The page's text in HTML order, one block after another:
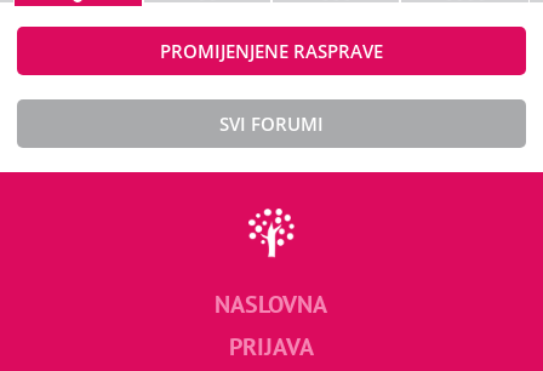
PROMIJENJENE RASPRAVE
SVI FORUMI
NASLOVNA
PRIJAVA